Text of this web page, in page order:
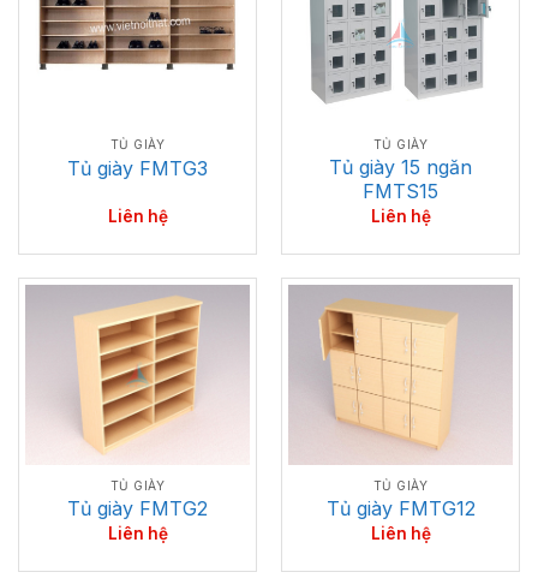
TỦ GIÀY
Tủ giày FMTG3
Liên hệ
TỦ GIÀY
Tủ giày 15 ngăn
FMTS15
Liên hệ
TỦ GIÀY
Tủ giày FMTG2
Liên hệ
TỦ GIÀY
Tủ giày FMTG12
Liên hệ